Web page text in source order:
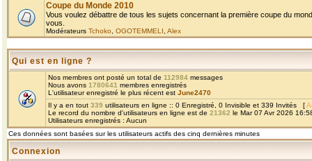
Coupe du Monde 2010
Vous voulez débattre de tous les sujets concernant la première coupe du
vous.
Modérateurs Tchoko OGOTEMMELI Alex
Qui est en ligne ?
Nos membres ont posté un total de 112984 messages
Nous avons 1780641 membres enregistrés
L'utilisateur enregistré le plus récent est June2470
Il y a en tout 339 utilisateurs en ligne :: 0 Enregistré, 0 Invisible et 339 Invités [
Le record du nombre d'utilisateurs en ligne est de 21362 le Mar 07 Avr 2026
Utilisateurs enregistrés : Aucun
Ces données sont basées sur les utilisateurs actifs des cinq dernières minutes
Connexion